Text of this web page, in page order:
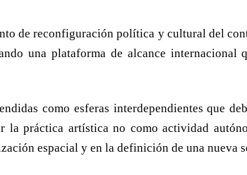
de reconfiguración política y cultural del
una plataforma de alcance internacional
como esferas interdependientes que
práctica artística no como actividad
espacial y en la definición de una nueva